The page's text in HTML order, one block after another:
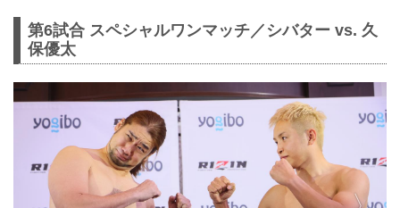
第6試合 スペシャルワンマッチ／シバター vs. 久
保優太